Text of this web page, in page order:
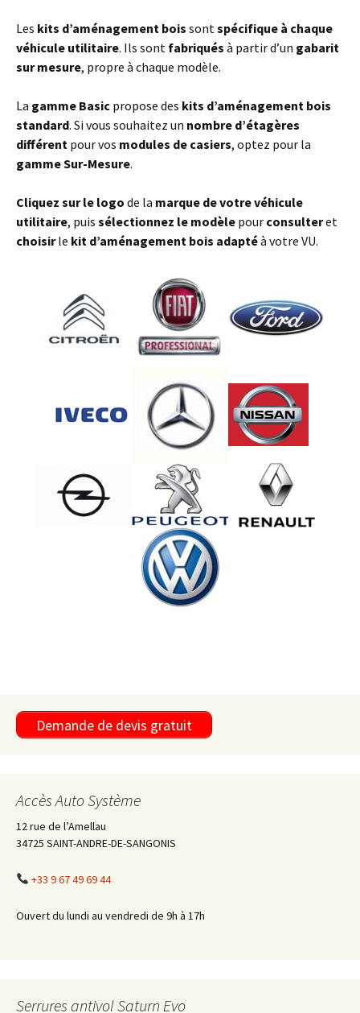
Les kits d’aménagement bois sontspécifique à chaque
véhicule utilitaire. Ils sont fabriqués à partir d’un gabarit
sur mesure, propre à chaque modèle.
La gamme Basic propose des kits d’aménagement bois
standard. Si vous souhaitez un nombre d’étagères
différent pour vos modules de casiers, optez pour la
gamme Sur-Mesure.
Cliquez sur le logo de la marque de votre véhicule
utilitaire, puis sélectionnez le modèle pour consulteret
choisirle kit d’aménagement bois adaptéà votre VU.
Demande de devis gratuit
Accès Auto Système
12 rue de l’Amellau
34725 SAINT-ANDRE-DE-SANGONIS
+33 9 67 49 69 44
Ouvert du lundi au vendredi de 9h à 17h
Serrures antivol Saturn Evo